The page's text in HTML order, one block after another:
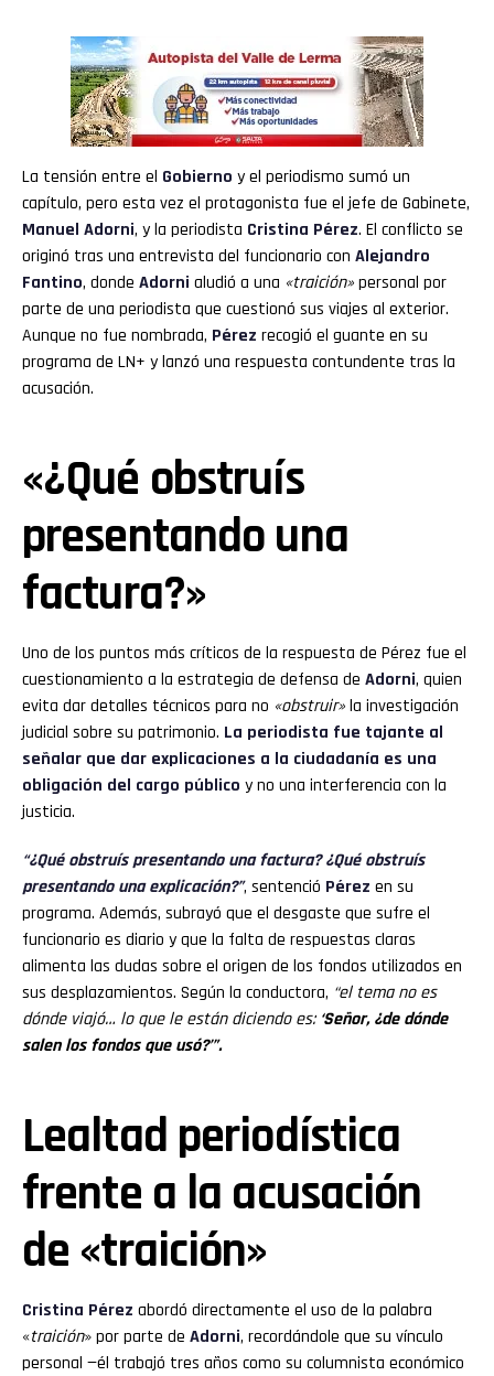
La tensión entre el Gobierno y el periodismo sumó un
capítulo, pero esta vez el protagonista fue el jefe de Gabinete,
Manuel Adorni, y la periodista Cristina Pérez. El conflicto se
originó tras una entrevista del funcionario con Alejandro
Fantino, donde Adorni aludió a una «traición»personal por
parte de una periodista que cuestionó sus viajes al exterior.
Aunque no fue nombrada, Pérez recogió el guante en su
programa de LN+ y lanzó una respuesta contundente tras la
acusación.
«¿Qué obstruís
presentando una
factura?»
Uno de los puntos más críticos de la respuesta de Pérez fue el
cuestionamiento a la estrategia de defensa de Adorni, quien
evita dar detalles técnicos para no «obstruir»la investigación
judicial sobre su patrimonio. La periodista fue tajante al
señalar que dar explicaciones a la ciudadanía es una
obligación del cargo público y no una interferencia con la
justicia.
“¿Qué obstruís presentando una factura? ¿Qué obstruís
presentando una explicación?”, sentenció Pérez en su
programa. Además, subrayó que el desgaste que sufre el
funcionario es diario y que la falta de respuestas claras
alimenta las dudas sobre el origen de los fondos utilizados en
sus desplazamientos. Según la conductora, “el tema no es
dónde viajó… lo que le están diciendo es:‘Señor, ¿de dónde
salen los fondos que usó?’”.
Lealtad periodística
frente a la acusación
de «traición»
Cristina Pérez abordó directamente el uso de la palabra
«traición» por parte de Adorni, recordándole que su vínculo
personal —él trabajó tres años como su columnista económico